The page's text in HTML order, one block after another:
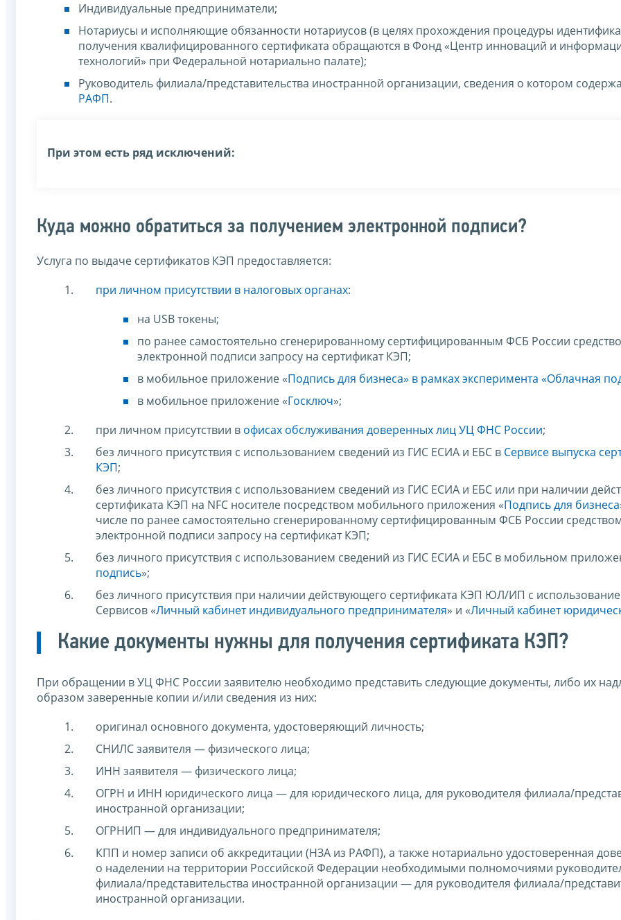
Индивидуальные предприниматели;
Нотариусы и исполняющие обязанности нотариусов (в целях прохождения процедуры
получения квалифицированного сертификата обращаются в Фонд «Центр инноваций и
технологий» при Федеральной нотариально палате);
Руководитель филиала/представительства иностранной организации, сведения о котором
РАФП.
При этом есть ряд исключений:
Куда можно обратиться за получением электронной подписи?
Услуга по выдаче сертификатов КЭП предоставляется:
при личном присутствии в налоговых органах:
на USB токены;
по ранее самостоятельно сгенерированному сертифицированным ФСБ России
электронной подписи запросу на сертификат КЭП;
в мобильное приложение «Подпись для бизнеса» в рамках эксперимента «Облачная
в мобильное приложение «Госключ»;
при личном присутствии в офисах обслуживания доверенных лиц УЦ ФНС России;
без личного присутствия с использованием сведений из ГИС ЕСИА и ЕБС в Сервисе выпуска
КЭП;
без личного присутствия с использованием сведений из ГИС ЕСИА и ЕБС или при наличии
сертификата КЭП на NFC носителе посредством мобильного приложения «Подпись для бизнеса
числе по ранее самостоятельно сгенерированному сертифицированным ФСБ России
электронной подписи запросу на сертификат КЭП;
без личного присутствия с использованием сведений из ГИС ЕСИА и ЕБС в мобильном
подпись»;
без личного присутствия при наличии действующего сертификата КЭП ЮЛ/ИП с
Сервисов «Личный кабинет индивидуального предпринимателя» и «Личный кабинет
Какие документы нужны для получения сертификата КЭП?
При обращении в УЦ ФНС России заявителю необходимо представить следующие документы, либо их
образом заверенные копии и/или сведения из них:
оригинал основного документа, удостоверяющий личность;
СНИЛС заявителя — физического лица;
ИНН заявителя — физического лица;
ОГРН и ИНН юридического лица — для юридического лица, для руководителя филиала/
иностранной организации;
ОГРНИП — для индивидуального предпринимателя;
КПП и номер записи об аккредитации (НЗА из РАФП), а также нотариально удостоверенная
о наделении на территории Российской Федерации необходимыми полномочиями
филиала/представительства иностранной организации — для руководителя филиала/
иностранной организации.